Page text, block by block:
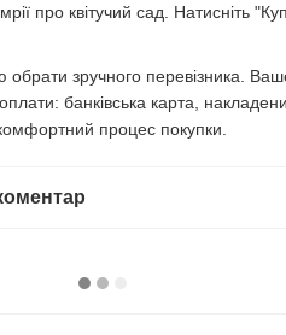
про квітучий сад. Натисніть
обрати зручного перевізника.
банківська карта,
процес покупки.